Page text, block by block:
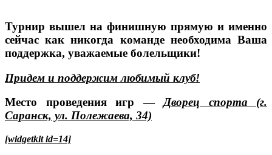
Турнир вышел на финишную прямую и именно
сейчас как никогда команде необходима Ваша
поддержка, уважаемые болельщики!
Придем и поддержим любимый клуб!
Место проведения игр —Дворец спорта (г.
Саранск, ул. Полежаева, 34)
[widgetkit id=14]